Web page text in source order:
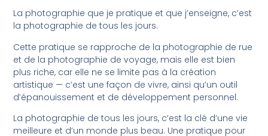
La photographie que je pratique et que j’enseigne, c’est
la photographie de tous les jours.
Cette pratique se rapproche de la photographie de rue
et de la photographie de voyage, mais elle est bien
plus riche, car elle ne se limite pas à la création
artistique — c’est une façon de vivre, ainsi qu’un outil
d’épanouissement et de développement personnel.
La photographie de tous les jours, c’est la clé d’une vie
meilleure et d’un monde plus beau. Une pratique pour